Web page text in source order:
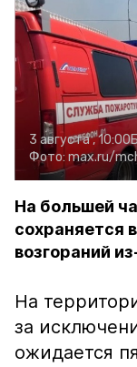
3 августа , 10:00
Фото: max.ru/
На большей
сохраняется
возгораний
На
за
ожидается